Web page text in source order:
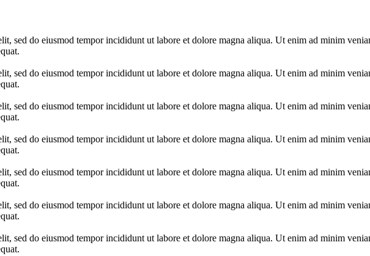
sed do eiusmod tempor incididunt ut labore et dolore magna aliqua. Ut enim ad minim
sed do eiusmod tempor incididunt ut labore et dolore magna aliqua. Ut enim ad minim
sed do eiusmod tempor incididunt ut labore et dolore magna aliqua. Ut enim ad minim
sed do eiusmod tempor incididunt ut labore et dolore magna aliqua. Ut enim ad minim
sed do eiusmod tempor incididunt ut labore et dolore magna aliqua. Ut enim ad minim
sed do eiusmod tempor incididunt ut labore et dolore magna aliqua. Ut enim ad minim
sed do eiusmod tempor incididunt ut labore et dolore magna aliqua. Ut enim ad minim